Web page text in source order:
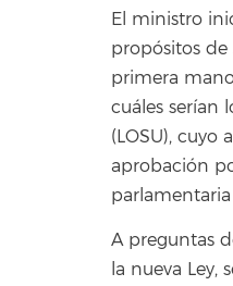
El ministro
propósitos de
primera
cuáles serían
(LOSU),
aprobación
A preguntas
la nueva Ley,